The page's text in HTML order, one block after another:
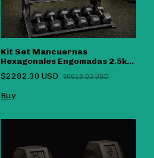
Kit Set Mancuernas
Hexagonales Engomadas 2.5kg
A 10KG
$2292.30 USD $6618.03 USD